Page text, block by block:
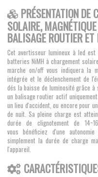
PRÉSENTATION DE
SOLAIRE,
BALISAGE ROUTIER
Cet avertisseur lumineux à led
batteries NiMH à chargement
marche on/off vous indiquera la
intégrée et le déclenchement de
dés la baisse de luminosité grâce
un balisage routier actif
un lieu d'accident, ou encore pour
de nuit. Sa pleine charge est
durée de clignotement de
vous bénéficiez d'une
simplement la durée de charge
l'appareil.